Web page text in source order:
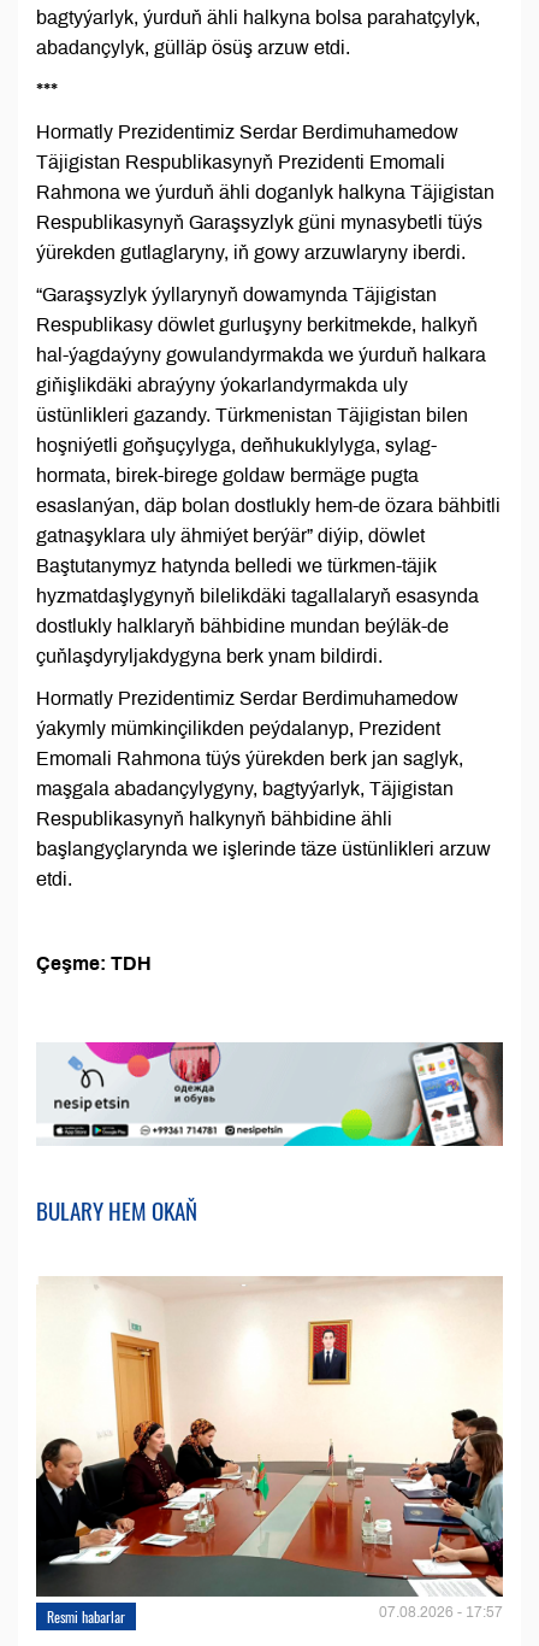
bagtyýarlyk, ýurduň ähli halkyna bolsa parahatçylyk,
abadançylyk, gülläp ösüş arzuw etdi.
***
Hormatly Prezidentimiz Serdar Berdimuhamedow
Täjigistan Respublikasynyň Prezidenti Emomali
Rahmona we ýurduň ähli doganlyk halkyna Täjigistan
Respublikasynyň Garaşsyzlyk güni mynasybetli tüýs
ýürekden gutlaglaryny, iň gowy arzuwlaryny iberdi.
“Garaşsyzlyk ýyllarynyň dowamynda Täjigistan
Respublikasy döwlet gurluşyny berkitmekde, halkyň
hal-ýagdaýyny gowulandyrmakda we ýurduň halkara
giňişlikdäki abraýyny ýokarlandyrmakda uly
üstünlikleri gazandy. Türkmenistan Täjigistan bilen
hoşniýetli goňşuçylyga, deňhukuklylyga, sylag-
hormata, birek-birege goldaw bermäge pugta
esaslanýan, däp bolan dostlukly hem-de özara bähbitli
gatnaşyklara uly ähmiýet berýär” diýip, döwlet
Baştutanymyz hatynda belledi we türkmen-täjik
hyzmatdaşlygynyň bilelikdäki tagallalaryň esasynda
dostlukly halklaryň bähbidine mundan beýläk-de
çuňlaşdyryljakdygyna berk ynam bildirdi.
Hormatly Prezidentimiz Serdar Berdimuhamedow
ýakymly mümkinçilikden peýdalanyp, Prezident
Emomali Rahmona tüýs ýürekden berk jan saglyk,
maşgala abadançylygyny, bagtyýarlyk, Täjigistan
Respublikasynyň halkynyň bähbidine ähli
başlangyçlarynda we işlerinde täze üstünlikleri arzuw
etdi.
Çeşme: TDH
BULARY HEM OKAŇ
Resmi habarlar 07.08.2026 - 17:57